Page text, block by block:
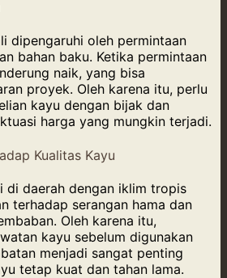
dipengaruhi oleh permintaan
bahan baku. Ketika permintaan
naik, yang bisa
proyek. Oleh karena itu, perlu
kayu dengan bijak dan
harga yang mungkin terjadi.
Kualitas Kayu
di daerah dengan iklim tropis
terhadap serangan hama dan
Oleh karena itu,
kayu sebelum digunakan
menjadi sangat penting
tetap kuat dan tahan lama.